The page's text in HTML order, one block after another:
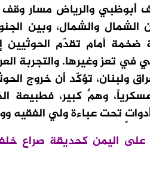
أبوظبي والرياض مسار وقف
الشمال والشمال، وبين
ضخمة أمام تقدّم
في تعز وغيرها. والتجربة
ولبنان، تؤكّد أن خروج
وهمٌ كبير، فطبيعة
تحت عباءة ولي الفقيه
على اليمن كحديقة صراع